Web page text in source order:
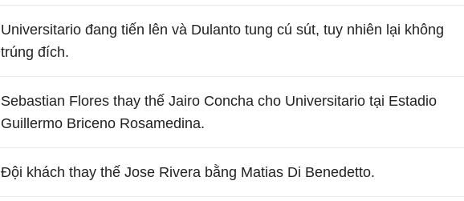
Universitario đang tiến lên và Dulanto tung cú sút, tuy nhiên lại không
trúng đích.
Sebastian Flores thay thế Jairo Concha cho Universitario tại Estadio
Guillermo Briceno Rosamedina.
Đội khách thay thế Jose Rivera bằng Matias Di Benedetto.